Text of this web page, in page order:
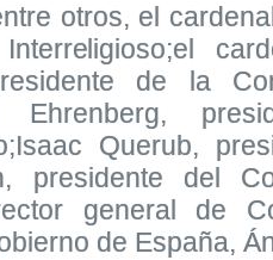
otros, el
de la
Ehrenberg,
Querub,
presidente del
general de
de España,